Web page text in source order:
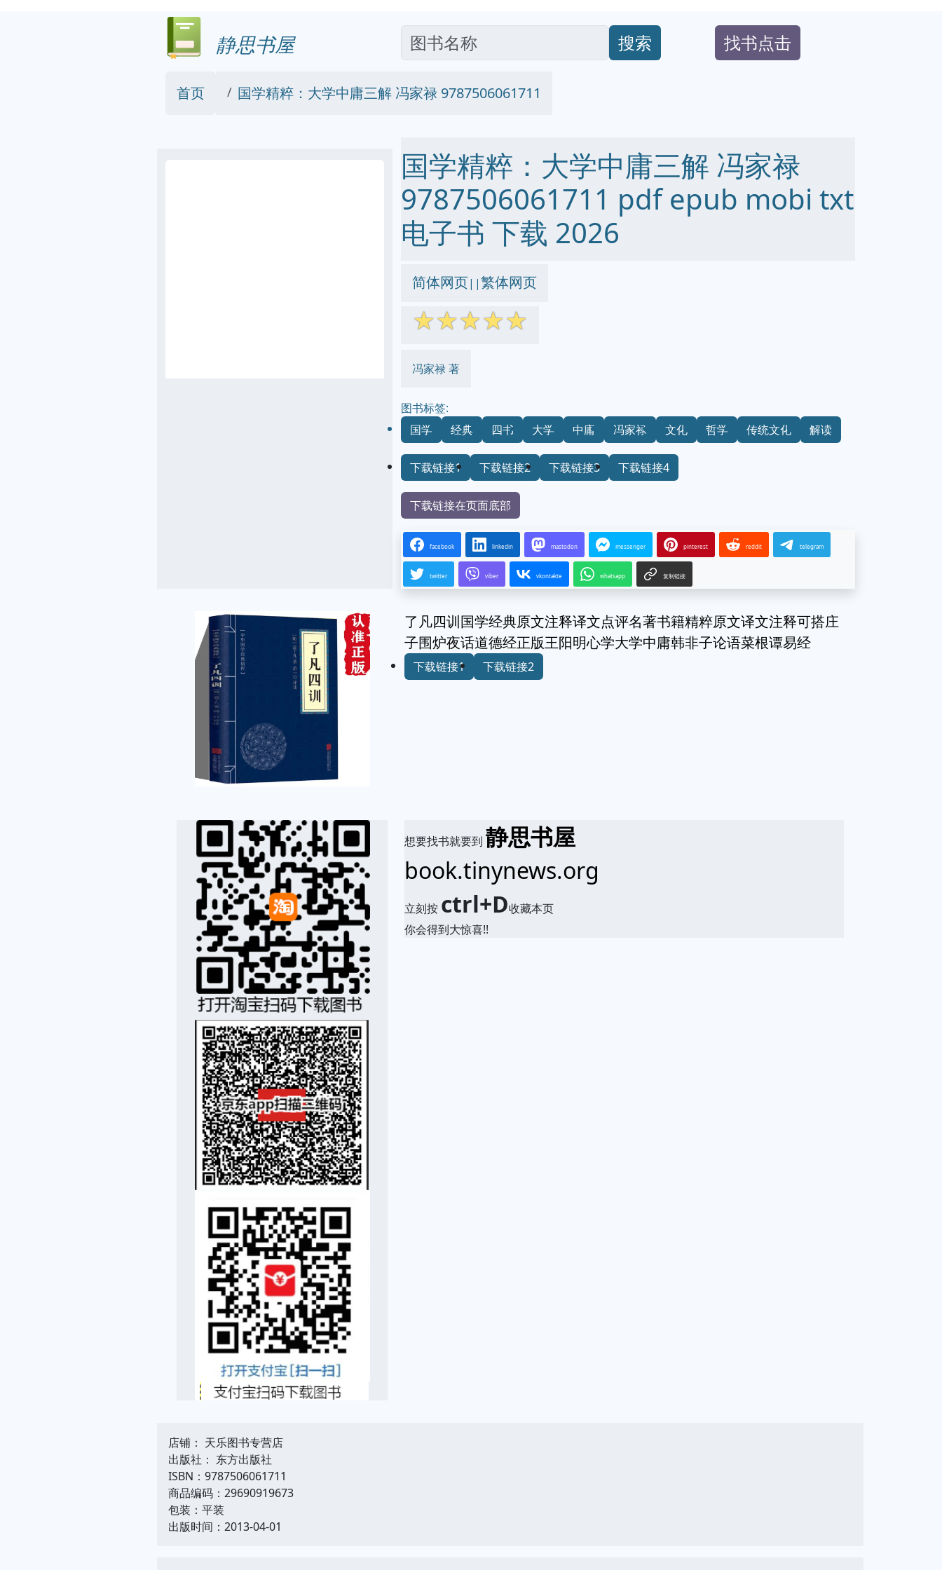
静思书屋 搜索 找书点击
首页 国学精粹：大学中庸三解 冯家禄 9787506061711
国学精粹：大学中庸三解 冯家禄
9787506061711 pdf epub mobi txt
电子书 下载 2026
简体网页||繁体网页
☆☆☆☆☆
冯家禄 著
图书标签:
国学
经典 四书 大学 中庸 冯家禄 文化 哲学 传统文化 解读
下载链接1 下载链接2 下载链接3 下载链接4
下载链接在页面底部
facebook linkedin mastodon messenger pinterest reddit telegram
twitter viber vkontakte whatsapp 复制链接
了凡四训国学经典原文注释译文点评名著书籍精粹原文译文注释可搭庄
子围炉夜话道德经正版王阳明心学大学中庸韩非子论语菜根谭易经
下载链接1 下载链接2
想要找书就要到静思书屋
book.tinynews.org
立刻按 ctrl+D收藏本页
你会得到大惊喜!!
店铺： 天乐图书专营店
出版社： 东方出版社
ISBN：9787506061711
商品编码：29690919673
包装：平装
出版时间：2013-04-01